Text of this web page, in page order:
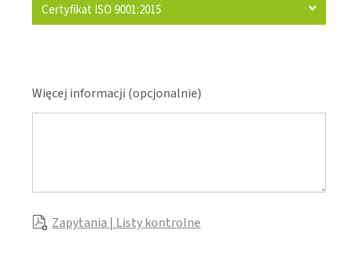
Certyfikat ISO 9001:2015
Więcej informacji (opcjonalnie)
Zapytania | Listy kontrolne